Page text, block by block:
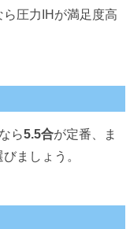
圧力IHが満足度高
ら5.5合が定番、ま
ましょう。